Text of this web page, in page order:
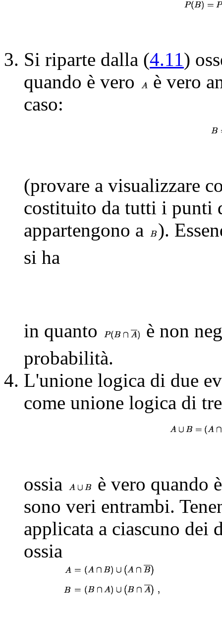
Si riparte dalla (4.11)
quando è vero
è vero
caso:
(provare a visualizzare
costituito da tutti i
appartengono a
).
si ha
in quanto
è non
probabilità.
L'unione logica di due
come unione logica di
ossia
è vero quando
sono veri entrambi.
applicata a ciascuno dei
ossia